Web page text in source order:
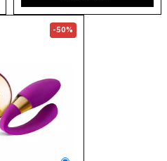
Go to theTIANI™ 24k
-50%